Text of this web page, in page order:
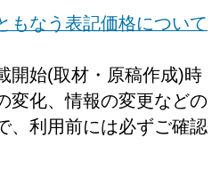
もなう表記価格について
開始(取材・原稿作成)時
変化、情報の変更などの
、利用前には必ずご確認